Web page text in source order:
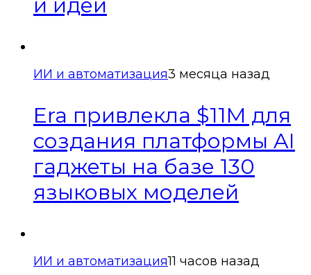
и идеи
ИИ и автоматизация3 месяца назад
Era привлекла $11M для
создания платформы AI
гаджеты на базе 130
языковых моделей
ИИ и автоматизация11 часов назад